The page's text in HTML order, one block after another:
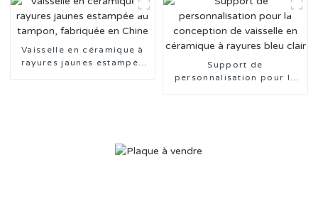
Vaisselle en céramique à
rayures jaunes estampée
Support de
personnalisation pour la